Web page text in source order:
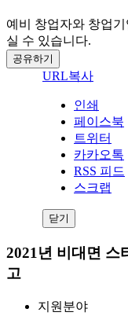
예비 창업자와 창업
실 수 있습니다.
공유하기
URL복사
인쇄
페이스북
트위터
카카오톡
RSS 피드
스크랩
닫기
2021년 비대면 스
고
지원분야